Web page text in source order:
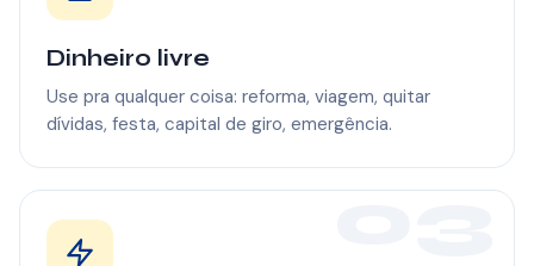
Dinheiro livre
Use pra qualquer coisa: reforma, viagem, quitar
dívidas, festa, capital de giro, emergência.
03